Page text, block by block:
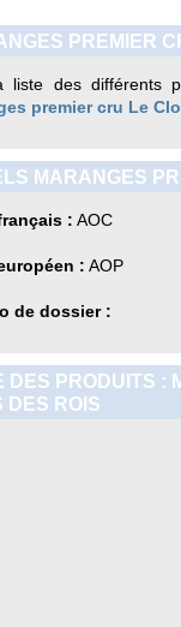
PREMIER
liste des différents
premier cru Le
MARANGES
: AOC
: AOP
de dossier :
DES PRODUITS :
DES ROIS